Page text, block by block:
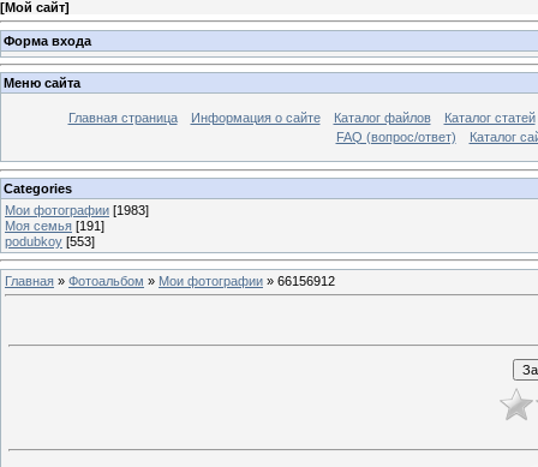
[Мой сайт]
Форма входа
Меню сайта
Главная страница Информация о сайте Каталог файлов
Каталог статей
FAQ (вопрос/ответ)
Каталог
Categories
Мои фотографии [1983]
Моя семья [191]
podubkoy [553]
Главная » Фотоальбом » Мои фотографии » 66156912